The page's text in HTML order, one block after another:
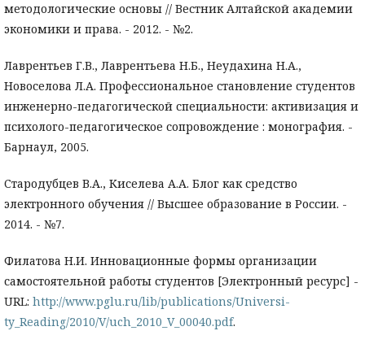
методологические основы // Вестник Алтайской академии
экономики и права. - 2012. - №2.
Лаврентьев Г.В., Лаврентьева Н.Б., Неудахина Н.А.,
Новоселова Л.А. Профессиональное становление студентов
инженерно-педагогической специальности: активизация и
психолого-педагогическое сопровождение : монография. -
Барнаул, 2005.
Стародубцев В.А., Киселева А.А. Блог как средство
электронного обучения // Высшее образование в России. -
2014. - №7.
Филатова Н.И. Инновационные формы организации
самостоятельной работы студентов [Электронный ресурс] -
URL: http://www.pglu.ru/lib/publications/Universi-
ty_Reading/2010/V/uch_2010_V_00040.pdf.